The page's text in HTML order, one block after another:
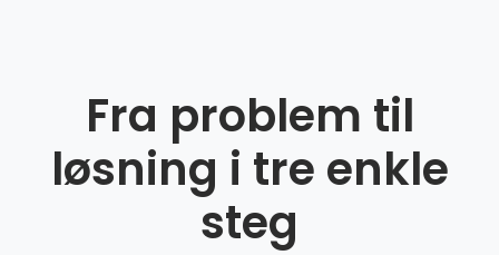
Fra problem til
løsning i tre enkle
steg